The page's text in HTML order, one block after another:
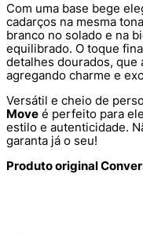
Com uma base bege
cadarços na mesma
branco no solado e na
equilibrado. O toque
detalhes dourados, que
agregando charme e
Versátil e cheio de
Move é perfeito para
estilo e autenticidade.
garanta já o seu!
Produto original